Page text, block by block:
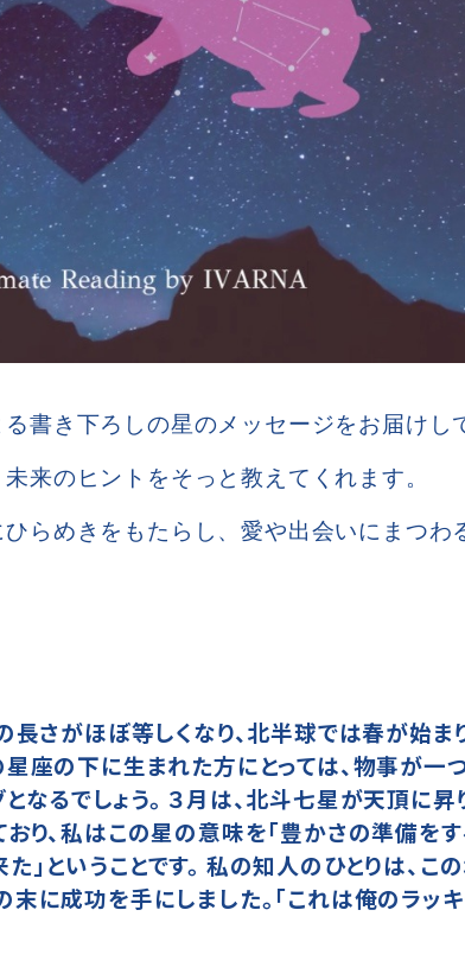
書き下ろしの星のメッセージをお届けし
来のヒントをそっと教えてくれます。
らめきをもたらし、愛や出会いにまつわ
長さがほぼ等しくなり、北半球では春が始ま
座の下に生まれた方にとっては、物事が一
るでしょう。 ３月は、北斗七星が天頂に昇
り、私はこの星の意味を「豊かさの準備をす
ということです。 私の知人のひとりは、こ
に成功を手にしました。「これは俺のラッ